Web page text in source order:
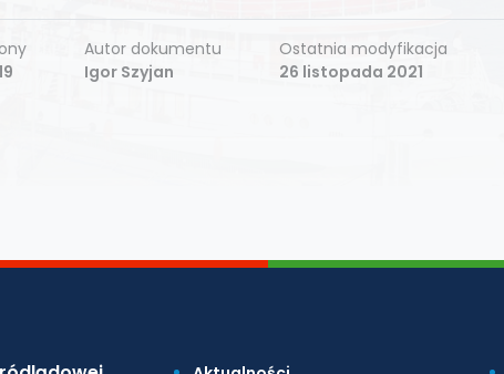
Autor dokumentu
Igor Szyjan
Ostatnia modyfikacja
26 listopada 2021